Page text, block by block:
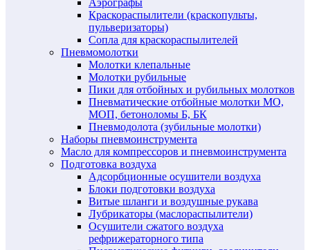
Краскораспылители (краскопульты,
пульверизаторы)
Сопла для краскораспылителей
Пневмомолотки
Молотки клепальные
Молотки рубильные
Пики для отбойных и рубильных молотков
Пневматические отбойные молотки МО,
МОП, бетоноломы Б, БК
Пневмодолота (зубильные молотки)
Наборы пневмоинструмента
Масло для компрессоров и пневмоинструмента
Подготовка воздуха
Адсорбционные осушители воздуха
Блоки подготовки воздуха
Витые шланги и воздушные рукава
Лубрикаторы (маслораспылители)
Осушители сжатого воздуха
рефрижераторного типа